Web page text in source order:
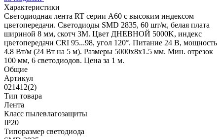
Характеристики
Светодиодная лента RT серии A60 с высоким индексом
цветопередачи. Светодиоды SMD 2835, 60 шт/м, белая плата
шириной 8 мм, скотч 3М. Цвет ДНЕВНОЙ 5000K, индекс
цветопередачи CRI 95...98, угол 120°. Питание 24 В, мощность
4.8 Вт/м (24 Вт на 5 м). Размеры 5000х8х1.5 мм. Мин. отрезок
100 мм, 6 светодиодов. Цена за 1 м.
Общие
Артикул
021412(2)
Тип товара
Лента
Класс пылевлагозащиты
IP20
Типоразмер светодиода